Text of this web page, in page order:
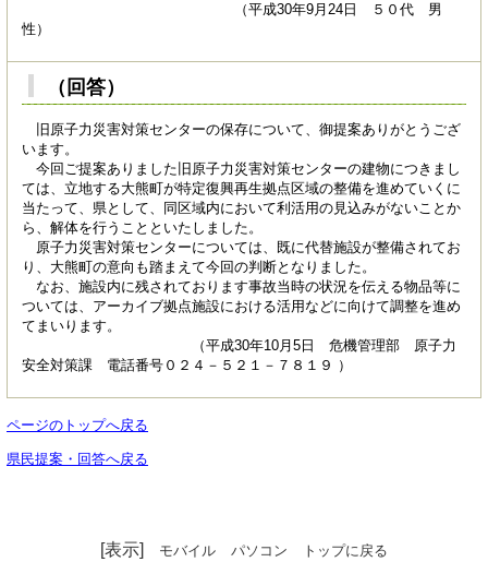
（平成30年9月24日 ５０代 男
性）
（回答）
旧原子力災害対策センターの保存について、御提案ありがとうござ
います。
今回ご提案ありました旧原子力災害対策センターの建物につきまし
ては、立地する大熊町が特定復興再生拠点区域の整備を進めていくに
当たって、県として、同区域内において利活用の見込みがないことか
ら、解体を行うことといたしました。
原子力災害対策センターについては、既に代替施設が整備されてお
り、大熊町の意向も踏まえて今回の判断となりました。
なお、施設内に残されております事故当時の状況を伝える物品等に
ついては、アーカイブ拠点施設における活用などに向けて調整を進め
てまいります。
（平成30年10月5日 危機管理部 原子力
安全対策課 電話番号０２４－５２１－７８１９ ）
ページのトップへ戻る
県民提案・回答へ戻る
[表示] モバイル パソコン トップに戻る